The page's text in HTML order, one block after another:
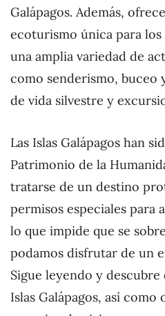
Galápagos. Además,
ecoturismo única para
una amplia variedad de
como senderismo, buceo
de vida silvestre y
Las Islas Galápagos han
Patrimonio de la
tratarse de un destino
permisos especiales para
lo que impide que se
podamos disfrutar de un
Sigue leyendo y
Islas Galápagos, así